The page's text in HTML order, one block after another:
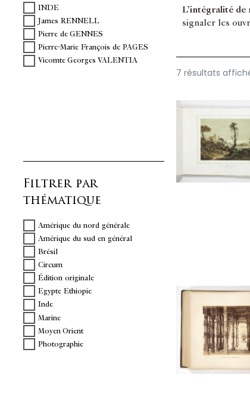
INDE
James RENNELL
Pierre de GENNES
Pierre-Marie François de PAGES
Vicomte Georges VALENTIA
Filtrer par
thématique
Amérique du nord générale
Amérique du sud en général
Brésil
Circum
Édition originale
Egypte Ethiopie
Inde
Marine
Moyen Orient
Photographie
L’intégralité de
signaler les
7 résultats